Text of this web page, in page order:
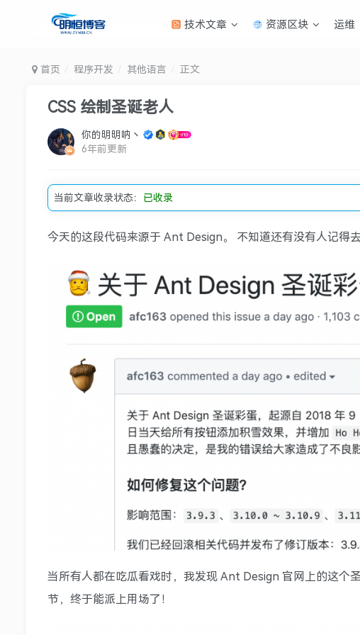
技术文章 资源区块 运维
首页 程序开发 其他语言 正文
CSS 绘制圣诞老人
你的明明呐丶
6年前更新
当前文章收录状态： 已收录
今天的这段代码来源于 Ant Design。 不知道还有没有人记得
当所有人都在吃瓜看戏时，我发现 Ant Design 官网上的这
节，终于能派上用场了！